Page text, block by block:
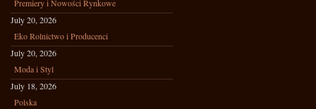
Premiery i Nowości Rynkowe
July 20, 2026
Eko Rolnictwo i Producenci
July 20, 2026
Moda i Styl
July 18, 2026
Polska